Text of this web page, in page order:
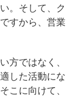
。そして、ク
すから、営業
方ではなく、
した活動にな
こに向けて、